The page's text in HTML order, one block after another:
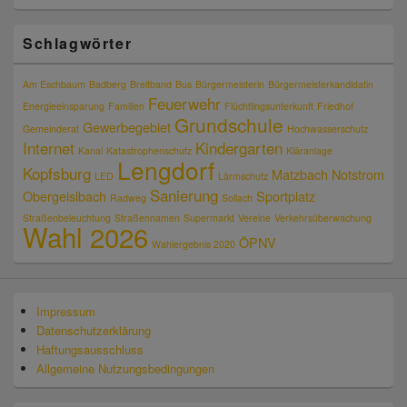
Schlagwörter
Am Eschbaum Badberg Breitband Bus Bürgermeisterin Bürgermeisterkandidatin
Energieeinsparung Familien Feuerwehr Flüchtlingsunterkunft Friedhof
Gemeinderat Gewerbegebiet Grundschule Hochwasserschutz
Internet Kanal Katastrophenschutz Kindergarten Kläranlage
Kopfsburg LED Lengdorf Lärmschutz Matzbach Notstrom
Obergeislbach Radweg Sanierung Sollach Sportplatz
Straßenbeleuchtung Straßennamen Supermarkt Vereine Verkehrsüberwachung
Wahl 2026 Wahlergebnis 2020 ÖPNV
Impressum
Datenschutzerklärung
Haftungsausschluss
Allgemeine Nutzungsbedingungen